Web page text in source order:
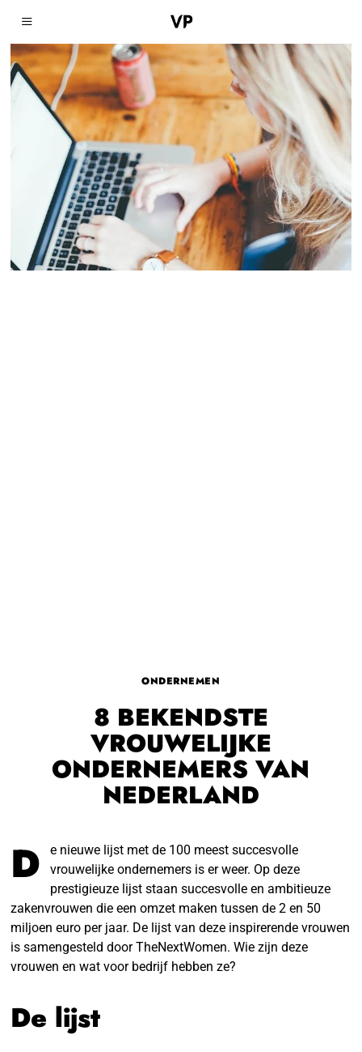
ONDERNEMEN
8 BEKENDSTE
VROUWELIJKE
ONDERNEMERS VAN
NEDERLAND
D
e nieuwe lijst met de 100 meest succesvolle
vrouwelijke ondernemers is er weer. Op deze
prestigieuze lijst staan succesvolle en ambitieuze
zakenvrouwen die een omzet maken tussen de 2 en 50
miljoen euro per jaar. De lijst van deze inspirerende vrouwen
is samengesteld door TheNextWomen. Wie zijn deze
vrouwen en wat voor bedrijf hebben ze?
De lijst